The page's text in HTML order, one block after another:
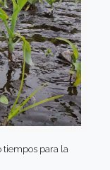
tiempos para la